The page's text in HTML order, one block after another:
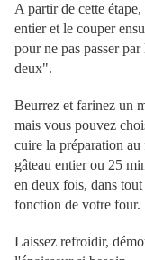
A partir de cette
entier et le couper
pour ne pas passer
deux".
Beurrez et farinez un
mais vous pouvez
cuire la préparation
gâteau entier ou 25
en deux fois, dans
fonction de votre four.
Laissez refroidir,